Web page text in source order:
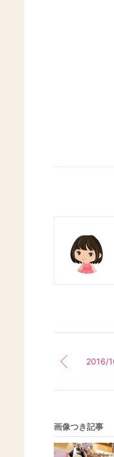
画像つき記事